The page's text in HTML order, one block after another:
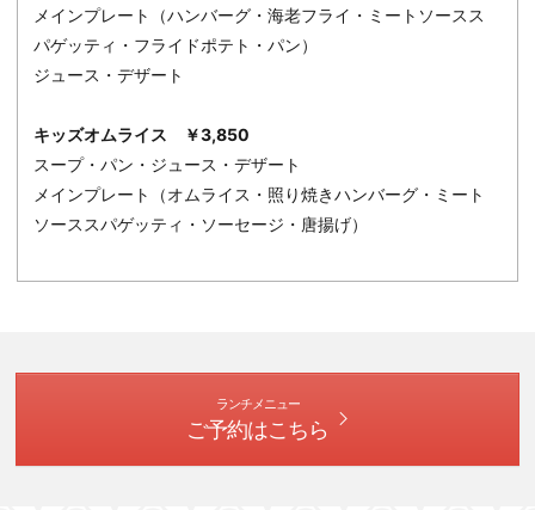
メインプレート（ハンバーグ・海老フライ・ミートソースス
パゲッティ・フライドポテト・パン）
ジュース・デザート
キッズオムライス ￥3,850
スープ・パン・ジュース・デザート
メインプレート（オムライス・照り焼きハンバーグ・ミート
ソーススパゲッティ・ソーセージ・唐揚げ）
ランチメニュー
ご予約はこちら